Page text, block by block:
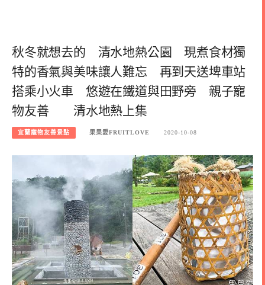
秋冬就想去的 清水地熱公園 現煮食材獨
特的香氣與美味讓人難忘 再到天送埤車站
搭乘小火車 悠遊在鐵道與田野旁 親子寵
物友善 清水地熱上集
宜蘭寵物友善景點 果果愛FRUITLOVE 2020-10-08